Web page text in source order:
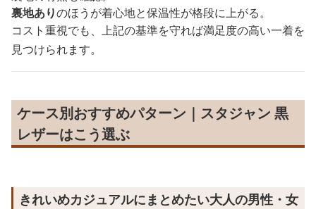
裏地ありのほうが着心地と保温性が格段に上がる。
コスト重視でも、上記の基準を守れば満足度の高い一着を
見つけられます。
ケース別おすすめパターン｜スタジャン 黒
レザーはこう選ぶ
きれいめカジュアルにまとめたい大人の男性・女